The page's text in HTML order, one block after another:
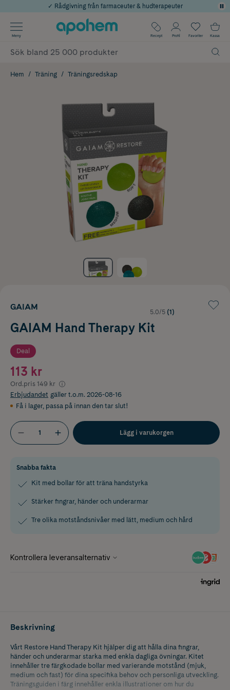
Årets Butik 2025 inom Skönhet
Använd kod: SOMMAR20 för 20% över 649kr
✓ Rådgivning från farmaceuter & hudterapeuter
✓ Poäng på alla köp*
Meny Recept Profil Favoriter Kassa
Hem Träning Träningsredskap
GAIAM
5.0/5 (1)
GAIAM Hand Therapy Kit
Deal
113 kr
Ord.pris 149 kr
Erbjudandet gäller t.o.m. 2026-08-16
Få i lager, passa på innan den tar slut!
Lägg i varukorgen
Snabba fakta
Kit med bollar för att träna handstyrka
Stärker fingrar, händer och underarmar
Tre olika motståndsnivåer med lätt, medium och hård
Beskrivning
Vårt Restore Hand Therapy Kit hjälper dig att hålla dina fingrar,
händer och underarmar starka med enkla dagliga övningar. Kitet
innehåller tre färgkodade bollar med varierande motstånd (mjuk,
medium och fast) för dina specifika behov och personliga utveckling.
Träningsguiden i färg innehåller enkla illustrationer om hur du